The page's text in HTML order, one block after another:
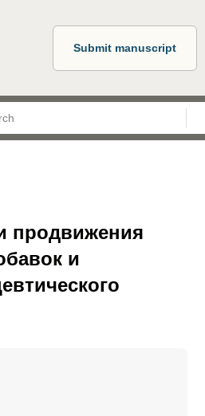
Submit manuscript
продвижения
и